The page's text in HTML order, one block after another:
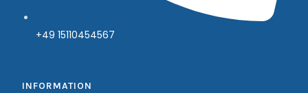
+49 15110454567
INFORMATION